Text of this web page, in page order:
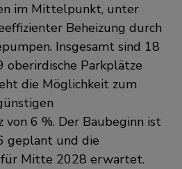
im Mittelpunkt, unter
Beheizung durch
Insgesamt sind 18
oberirdische Parkplätze
die Möglichkeit zum
6 %. Der Baubeginn ist
geplant und die
Mitte 2028 erwartet.